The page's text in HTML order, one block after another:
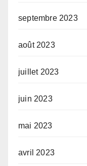
septembre 2023
août 2023
juillet 2023
juin 2023
mai 2023
avril 2023